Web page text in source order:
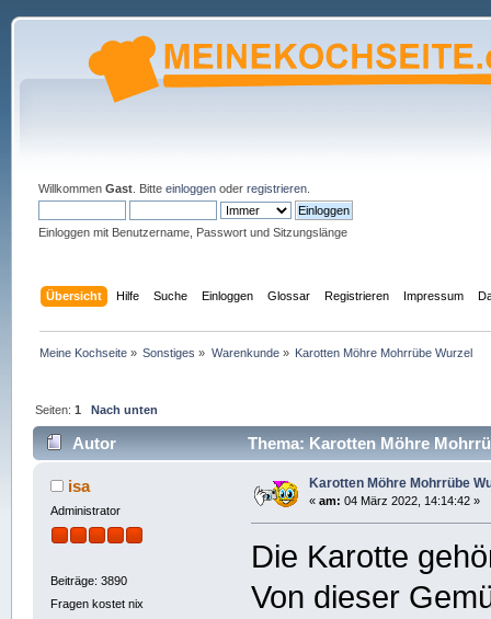
Willkommen Gast. Bitte einloggenoder registrieren.
Einloggen mit Benutzername, Passwort und Sitzungslänge
Übersicht Hilfe Suche Einloggen Glossar Registrieren Impressum
Meine Kochseite » Sonstiges » Warenkunde» Karotten Möhre Mohrrübe Wurzel
Seiten:1 Nach unten
Autor Thema: Karotten Möhre
isa
Administrator
Beiträge: 3890
Fragen kostet nix
Karotten Möhre Mohrrübe
« am: 04 März 2022, 14:14:42 »
Die Karotte
Von dieser